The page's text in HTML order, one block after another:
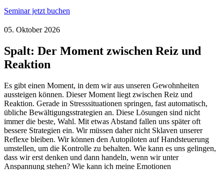
Seminar jetzt buchen
05. Oktober 2026
Spalt: Der Moment zwischen Reiz und
Reaktion
Es gibt einen Moment, in dem wir aus unseren Gewohnheiten
aussteigen können. Dieser Moment liegt zwischen Reiz und
Reaktion. Gerade in Stresssituationen springen, fast automatisch,
übliche Bewältigungsstrategien an. Diese Lösungen sind nicht
immer die beste, Wahl. Mit etwas Abstand fallen uns später oft
bessere Strategien ein. Wir müssen daher nicht Sklaven unserer
Reflexe bleiben. Wir können den Autopiloten auf Handsteuerung
umstellen, um die Kontrolle zu behalten. Wie kann es uns gelingen,
dass wir erst denken und dann handeln, wenn wir unter
Anspannung stehen? Wie kann ich meine Emotionen